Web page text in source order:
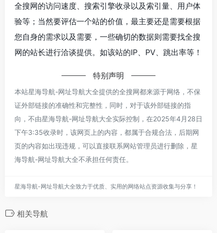
全搜网的访问速度、搜索引擎收录以及索引量、用户体
验等；当然要评估一个站的价值，最主要还是需要根据
您自身的需求以及需要，一些确切的数据则需要找全搜
网的站长进行洽谈提供。如该站的IP、PV、跳出率等！
特别声明
本站星海导航-网址导航大全提供的全搜网都来源于网络，不保
证外部链接的准确性和完整性，同时，对于该外部链接的指
向，不由星海导航-网址导航大全实际控制，在2025年4月28日
下午3:35收录时，该网页上的内容，都属于合规合法，后期网
页的内容如出现违规，可以直接联系网站管理员进行删除，星
海导航-网址导航大全不承担任何责任。
星海导航-网址导航大全致力于优质、实用的网络站点资源收集与分享！
相关导航